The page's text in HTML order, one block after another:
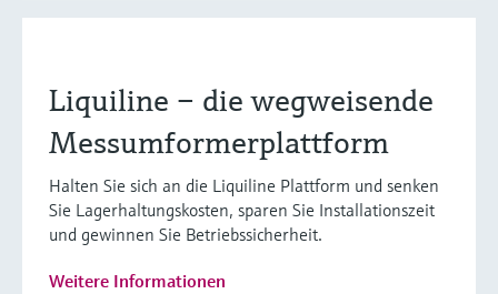
Liquiline – die wegweisende
Messumformerplattform
Halten Sie sich an die Liquiline Plattform und senken
Sie Lagerhaltungskosten, sparen Sie Installationszeit
und gewinnen Sie Betriebssicherheit.
Weitere Informationen